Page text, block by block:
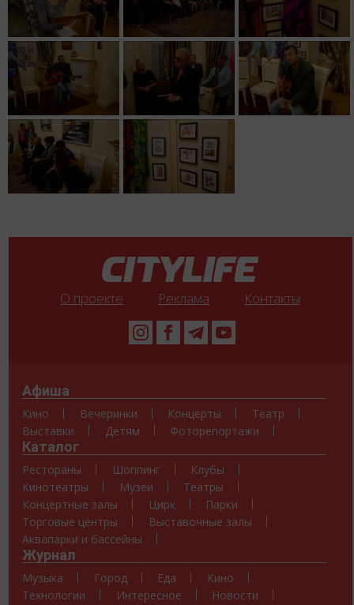
О проекте Реклама Контакты
Афиша
Кино Вечеринки Концерты
Театр
Выставки
Детям Фоторепортажи
Каталог
Рестораны Шоппинг
Клубы
Кинотеатры
Музеи
Театры
Концертные залы
Цирк
Парки
Торговые центры
Выставочные залы
Аквапарки и бассейны
Журнал
Музыка Город Еда
Кино
Технологии
Интересное
Новости